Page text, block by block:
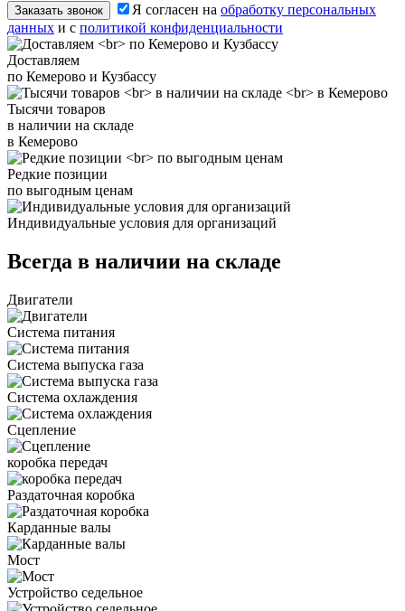
Заказать звонок Я согласен на обработку персональных
данных и с политикой конфиденциальности
Доставляем
по Кемерово и Кузбассу
Тысячи товаров
в наличии на складе
в Кемерово
Редкие позиции
по выгодным ценам
Индивидуальные условия для организаций
Всегда в наличии на складе
Двигатели
Система питания
Система выпуска газа
Система охлаждения
Сцепление
коробка передач
Раздаточная коробка
Карданные валы
Мост
Устройство седельное